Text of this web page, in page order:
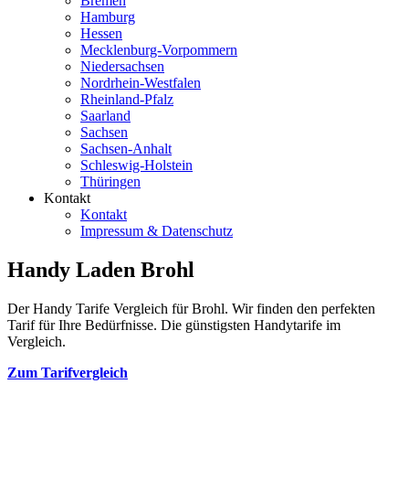
Hamburg
Hessen
Mecklenburg-Vorpommern
Niedersachsen
Nordrhein-Westfalen
Rheinland-Pfalz
Saarland
Sachsen
Sachsen-Anhalt
Schleswig-Holstein
Thüringen
Kontakt
Kontakt
Impressum & Datenschutz
Handy Laden Brohl
Der Handy Tarife Vergleich für Brohl. Wir finden den perfekten
Tarif für Ihre Bedürfnisse. Die günstigsten Handytarife im
Vergleich.
Zum Tarifvergleich